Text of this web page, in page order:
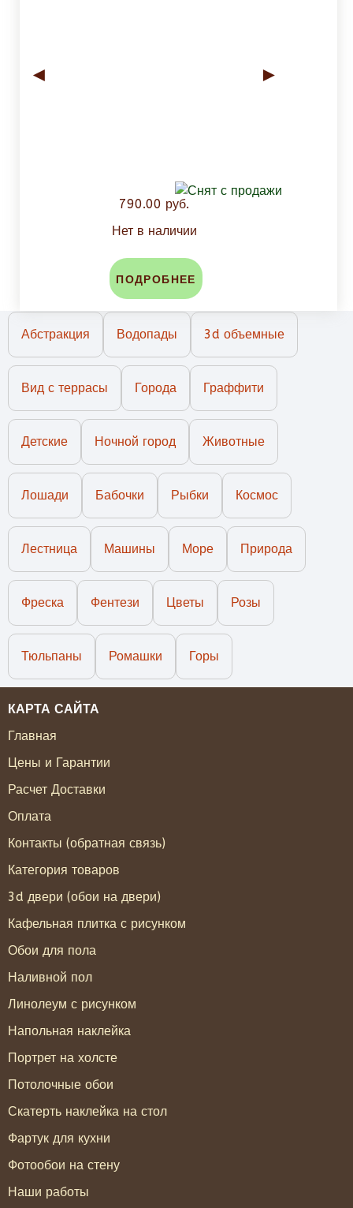
◄ ►
790.00 руб.
Нет в наличии
ПОДРОБНЕЕ
Абстракция Водопады 3d объемные
Вид с террасы Города Граффити
Детские Ночной город Животные
Лошади Бабочки Рыбки Космос
Лестница Машины Море Природа
Фреска Фентези Цветы Розы
Тюльпаны Ромашки Горы
КАРТА САЙТА
Главная
Цены и Гарантии
Расчет Доставки
Оплата
Контакты (обратная связь)
Категория товаров
3d двери (обои на двери)
Кафельная плитка с рисунком
Обои для пола
Наливной пол
Линолеум с рисунком
Напольная наклейка
Портрет на холсте
Потолочные обои
Скатерть наклейка на стол
Фартук для кухни
Фотообои на стену
Наши работы